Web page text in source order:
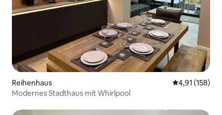
Reihenhaus
4,91 (158)
Modernes Stadthaus mit Whirlpool